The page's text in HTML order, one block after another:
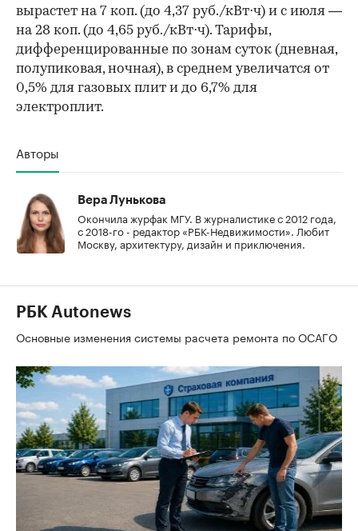
вырастет на 7 коп. (до 4,37 руб./кВт⋅ч) и с июля —
на 28 коп. (до 4,65 руб./кВт⋅ч). Тарифы,
дифференцированные по зонам суток (дневная,
полупиковая, ночная), в среднем увеличатся от
0,5% для газовых плит и до 6,7% для
электроплит.
Авторы
Вера Лунькова
Окончила журфак МГУ. В журналистике с 2012 года,
с 2018-го - редактор «РБК-Недвижимости». Любит
Москву, архитектуру, дизайн и приключения.
РБК Autonews
Основные изменения системы расчета ремонта по ОСАГО